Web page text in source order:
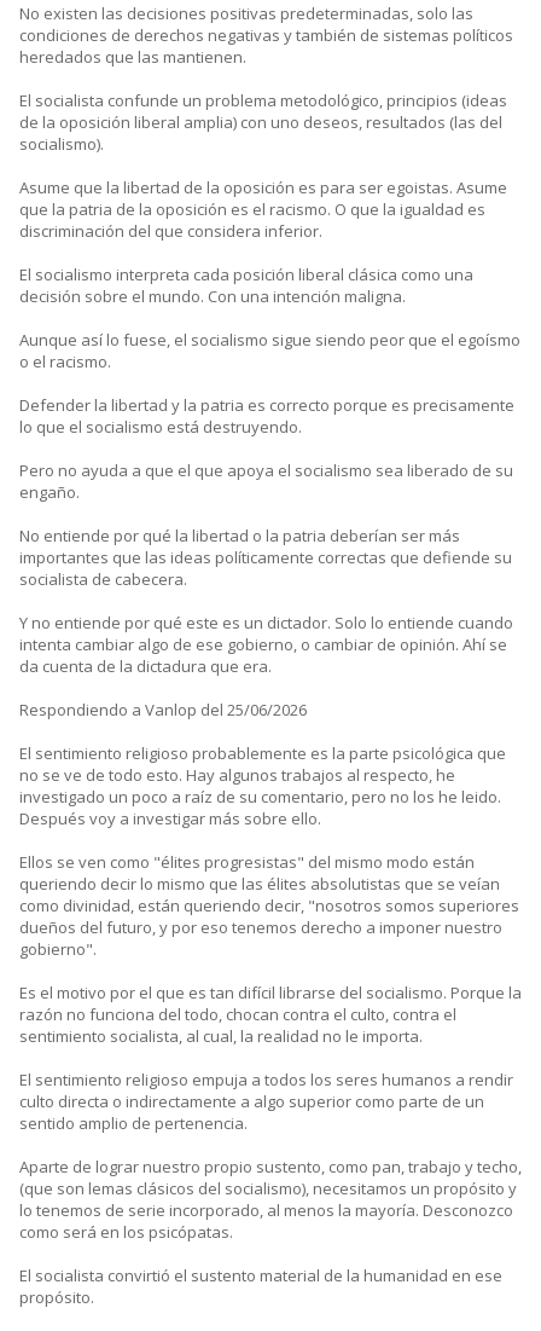
No existen las decisiones positivas predeterminadas, solo las
condiciones de derechos negativas y también de sistemas políticos
heredados que las mantienen.
El socialista confunde un problema metodológico, principios (ideas
de la oposición liberal amplia) con uno deseos, resultados (las del
socialismo).
Asume que la libertad de la oposición es para ser egoistas. Asume
que la patria de la oposición es el racismo. O que la igualdad es
discriminación del que considera inferior.
El socialismo interpreta cada posición liberal clásica como una
decisión sobre el mundo. Con una intención maligna.
Aunque así lo fuese, el socialismo sigue siendo peor que el egoísmo
o el racismo.
Defender la libertad y la patria es correcto porque es precisamente
lo que el socialismo está destruyendo.
Pero no ayuda a que el que apoya el socialismo sea liberado de su
engaño.
No entiende por qué la libertad o la patria deberían ser más
importantes que las ideas políticamente correctas que defiende su
socialista de cabecera.
Y no entiende por qué este es un dictador. Solo lo entiende cuando
intenta cambiar algo de ese gobierno, o cambiar de opinión. Ahí se
da cuenta de la dictadura que era.
Respondiendo a Vanlop del 25/06/2026
El sentimiento religioso probablemente es la parte psicológica que
no se ve de todo esto. Hay algunos trabajos al respecto, he
investigado un poco a raíz de su comentario, pero no los he leido.
Después voy a investigar más sobre ello.
Ellos se ven como "élites progresistas" del mismo modo están
queriendo decir lo mismo que las élites absolutistas que se veían
como divinidad, están queriendo decir, "nosotros somos superiores
dueños del futuro, y por eso tenemos derecho a imponer nuestro
gobierno".
Es el motivo por el que es tan difícil librarse del socialismo. Porque la
razón no funciona del todo, chocan contra el culto, contra el
sentimiento socialista, al cual, la realidad no le importa.
El sentimiento religioso empuja a todos los seres humanos a rendir
culto directa o indirectamente a algo superior como parte de un
sentido amplio de pertenencia.
Aparte de lograr nuestro propio sustento, como pan, trabajo y techo,
(que son lemas clásicos del socialismo), necesitamos un propósito y
lo tenemos de serie incorporado, al menos la mayoría. Desconozco
como será en los psicópatas.
El socialista convirtió el sustento material de la humanidad en ese
propósito.